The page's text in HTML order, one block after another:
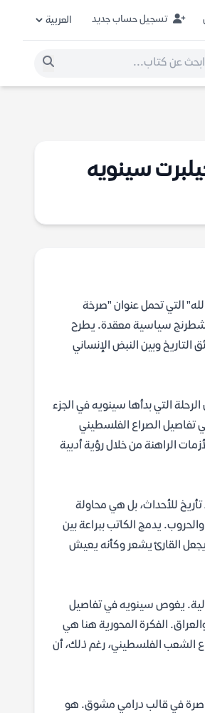
تسجيل حساب جديد
سينويه
التي تحمل عنوان "صرخة
شطرنج سياسية معقدة. يطرح
وبين النبض الإنساني
التي بدأها سينويه في الجزء
تفاصيل الصراع الفلسطيني
الراهنة من خلال رؤية أدبية
للأحداث، بل هي محاولة
يدمج الكاتب ببراعة بين
يجعل القارئ يشعر وكأنه يعيش
الدولية. يغوص سينويه في تفاصيل
الفكرة المحورية هنا هي
الشعب الفلسطيني، رغم ذلك، أن
في قالب درامي مشوق. هو